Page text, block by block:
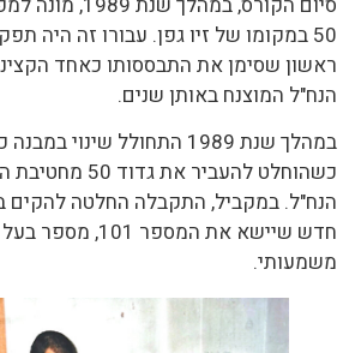
50 במקומו של זיו גפן. עבורו זה היה
ראשון שסימן את התבססותו כאחד
הנח"ל המוצנח באותן שנים.
במהלך שנת 1989 התחולל
כשהוחלט להעביר
הנח"ל. במקביל, התקבלה החלטה להקים
חדש שיישא את המספר
משמעותי.